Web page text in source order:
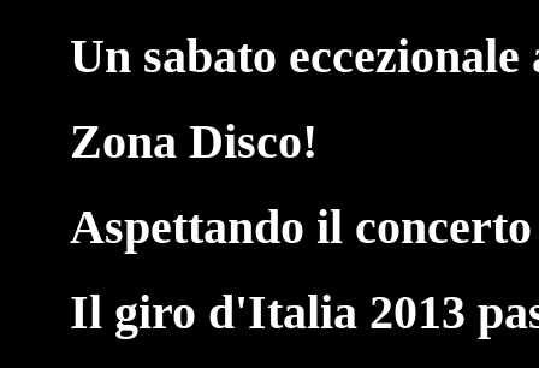
Un sabato eccezionale
Zona Disco!
Aspettando il concerto
Il giro d'Italia 2013